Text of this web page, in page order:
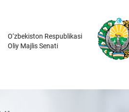
O‘zbekiston Respublikasi
Oliy Majlis Senati